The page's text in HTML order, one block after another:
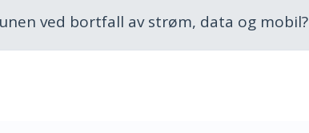
ved bortfall av strøm, data og mobil?